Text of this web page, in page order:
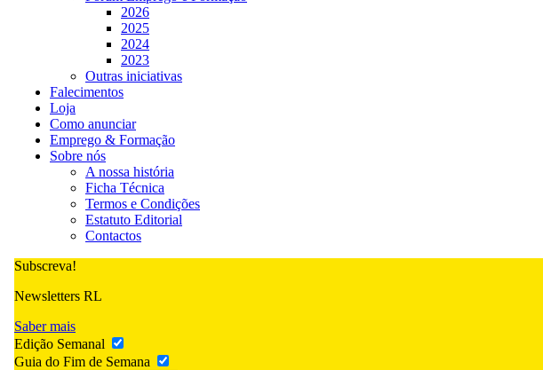
2026
2025
2024
2023
Outras iniciativas
Falecimentos
Loja
Como anunciar
Emprego & Formação
Sobre nós
A nossa história
Ficha Técnica
Termos e Condições
Estatuto Editorial
Contactos
Subscreva!
Newsletters RL
Saber mais
Edição Semanal
Guia do Fim de Semana